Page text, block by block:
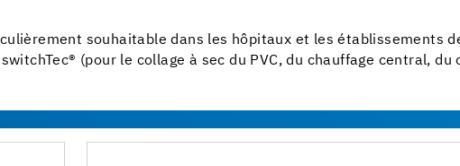
souhaitable dans les hôpitaux et les établissements
(pour le collage à sec du PVC, du chauffage central, du